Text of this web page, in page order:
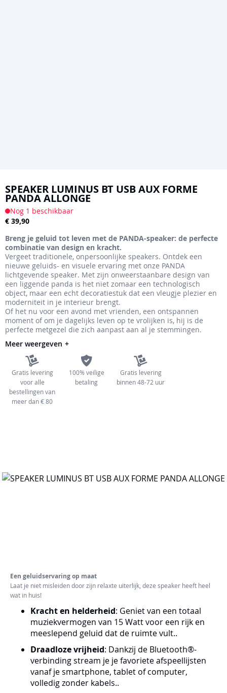
naar
het
begin
van
de
afbeeldingen-
gallerij
SPEAKER LUMINUS BT USB AUX FORME
PANDA ALLONGE
Nog 1 beschikbaar
€ 39,90
Breng je geluid tot leven met de PANDA-speaker: de perfecte
combinatie van design en kracht.
Vergeet traditionele, onpersoonlijke speakers. Ontdek een
nieuwe geluids- en visuele ervaring met onze PANDA
lichtgevende speaker. Met zijn onweerstaanbare design van
een liggende panda is het niet zomaar een technologisch
object, maar een echt decoratiestuk dat een vleugje plezier en
moderniteit in je interieur brengt.
Of het nu voor een avond met vrienden, een ontspannen
moment of om je dagelijks leven op te vrolijken is, hij is de
perfecte metgezel die zich aanpast aan al je stemmingen.
Meer weergeven
Gratis levering
voor alle
bestellingen van
meer dan € 80
100% veilige
betaling
Gratis levering
binnen 48-72 uur
Een geluidservaring op maat
Laat je niet misleiden door zijn relaxte uiterlijk, deze speaker heeft heel
wat in huis!
Kracht en helderheid: Geniet van een totaal
muziekvermogen van 15 Watt voor een rijk en
meeslepend geluid dat de ruimte vult..
Draadloze vrijheid: Dankzij de Bluetooth®-
verbinding stream je je favoriete afspeellijsten
vanaf je smartphone, tablet of computer,
volledig zonder kabels..